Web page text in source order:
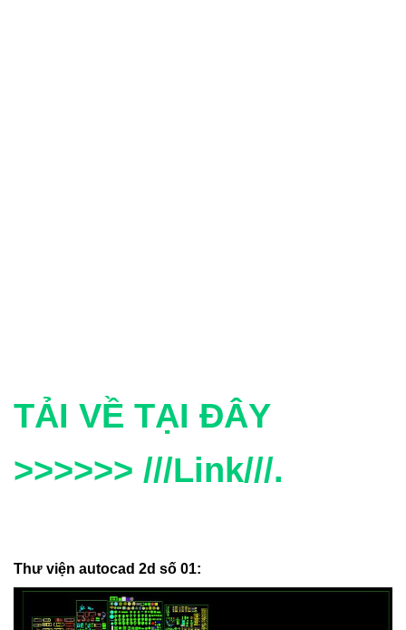
TẢI VỀ TẠI ĐÂY
>>>>>> ///Link///.
Thư viện autocad 2d số 01: